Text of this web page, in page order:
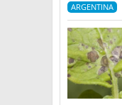
ARGENTINA